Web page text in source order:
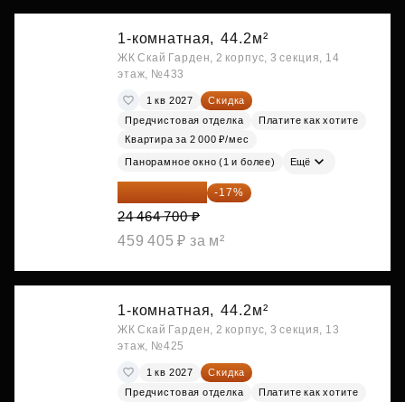
1-комнатная, 44.2м²
ЖК Скай Гарден, 2 корпус, 3 секция, 14
этаж, №433
1 кв 2027
Скидка
Предчистовая отделка
Платите как хотите
Квартира за 2 000 ₽/мес
Панорамное окно (1 и более) Ещё
20 305 701 ₽ -17%
24 464 700 ₽
459 405 ₽ за м²
1-комнатная, 44.2м²
ЖК Скай Гарден, 2 корпус, 3 секция, 13
этаж, №425
1 кв 2027
Скидка
Предчистовая отделка
Платите как хотите